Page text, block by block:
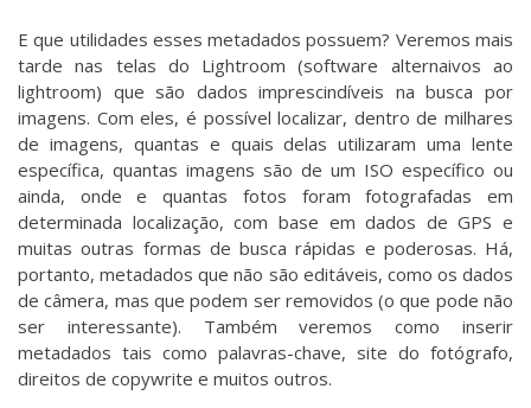
E que utilidades esses metadados possuem? Veremos mais
tarde nas telas do Lightroom (software alternaivos ao
lightroom) que são dados imprescindíveis na busca por
imagens. Com eles, é possível localizar, dentro de milhares
de imagens, quantas e quais delas utilizaram uma lente
específica, quantas imagens são de um ISO específico ou
ainda, onde e quantas fotos foram fotografadas em
determinada localização, com base em dados de GPS e
muitas outras formas de busca rápidas e poderosas. Há,
portanto, metadados que não são editáveis, como os dados
de câmera, mas que podem ser removidos (o que pode não
ser interessante). Também veremos como inserir
metadados tais como palavras-chave, site do fotógrafo,
direitos de copywrite e muitos outros.